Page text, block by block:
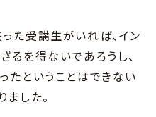
た受講生がいれば、イン
るを得ないであろうし、
たということはできない
した。